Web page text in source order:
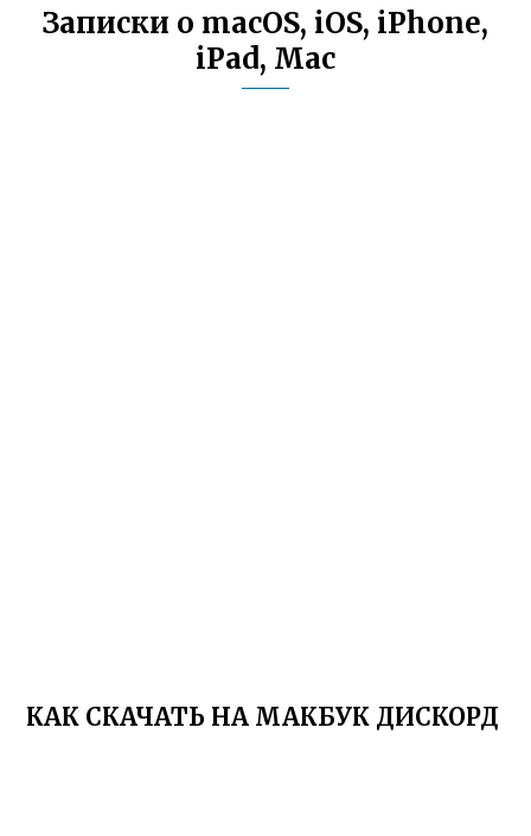
Записки о macOS, iOS, iPhone,
iPad, Mac
КАК СКАЧАТЬ НА МАКБУК ДИСКОРД